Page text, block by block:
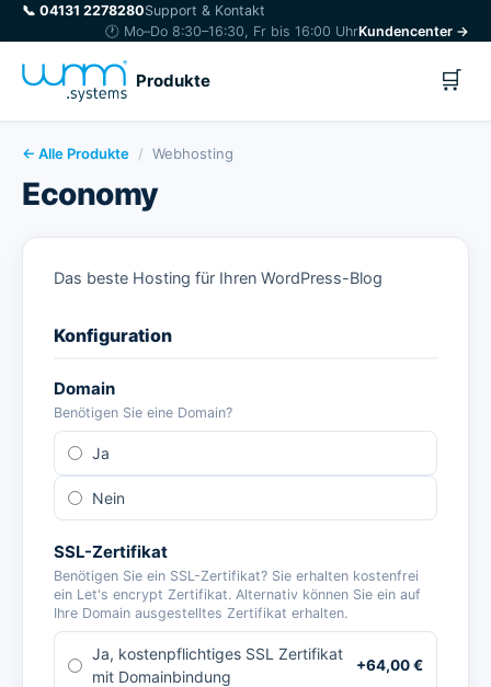
📞 04131 2278280Support & Kontakt
🕐 Mo–Do 8:30–16:30, Fr bis 16:00 UhrKundencenter →
Produkte 🛒
← Alle Produkte / Webhosting
Economy
Das beste Hosting für Ihren WordPress-Blog
Konfiguration
Domain
Benötigen Sie eine Domain?
Ja
Nein
SSL-Zertifikat
Benötigen Sie ein SSL-Zertifikat? Sie erhalten kostenfrei
ein Let's encrypt Zertifikat. Alternativ können Sie ein auf
Ihre Domain ausgestelltes Zertifikat erhalten.
Ja, kostenpflichtiges SSL Zertifikat
mit Domainbindung
+64,00€